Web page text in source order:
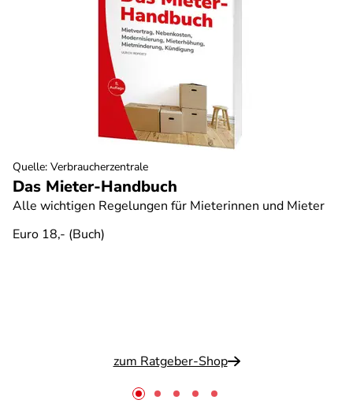
Das Mieter-Handbuch
Alle wichtigen Regelungen für Mieterinnen und Mieter
Euro 18,- (Buch)
zum Ratgeber-Shop
Quelle: Verbraucherzentrale